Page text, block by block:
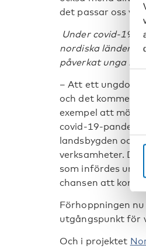
det passar oss
Under covid-19-
nordiska
påverkat unga i
– Att ett
och det kommer
exempel att
covid-19-
landsbygden och
verksamheter. De
som infördes
chansen att
Förhoppningen
utgångspunkt för
Och i projektet